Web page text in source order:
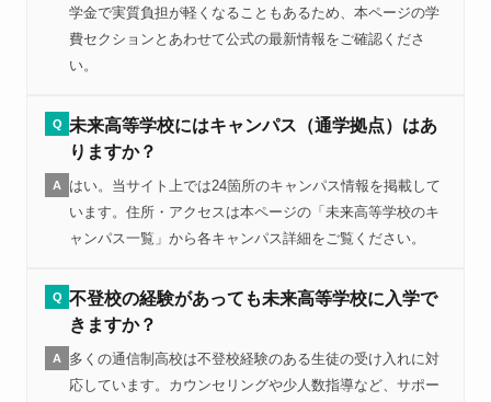
学金で実質負担が軽くなることもあるため、本ページの学
費セクションとあわせて公式の最新情報をご確認くださ
い。
Q 未来高等学校にはキャンパス（通学拠点）はあ
りますか？
A
はい。当サイト上では24箇所のキャンパス情報を掲載して
います。住所・アクセスは本ページの「未来高等学校のキ
ャンパス一覧」から各キャンパス詳細をご覧ください。
Q 不登校の経験があっても未来高等学校に入学で
きますか？
A
多くの通信制高校は不登校経験のある生徒の受け入れに対
応しています。カウンセリングや少人数指導など、サポー